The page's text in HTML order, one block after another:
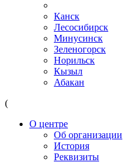
Канск
Лесосибирск
Минусинск
Зеленогорск
Норильск
Кызыл
Абакан
(
О центре
Об организации
История
Реквизиты